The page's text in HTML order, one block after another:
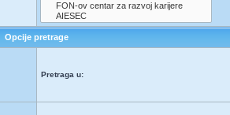
Opcije pretrage
Pretraga u: